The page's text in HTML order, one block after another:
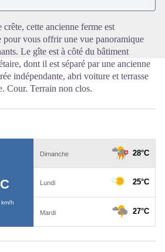
cette ancienne ferme est
pour vous offrir une vue panoramique
Le gîte est à côté du bâtiment
dont il est séparé par une ancienne
indépendante, abri voiture et terrasse
Cour. Terrain non clos.